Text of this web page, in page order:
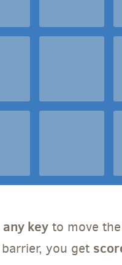
any key to move
you get